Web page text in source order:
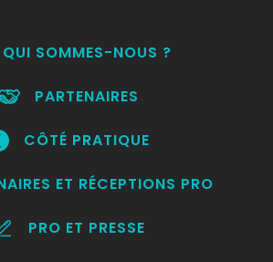
QUI SOMMES-NOUS ?
PARTENAIRES
CÔTÉ PRATIQUE
ET RÉCEPTIONS PRO
PRO ET PRESSE